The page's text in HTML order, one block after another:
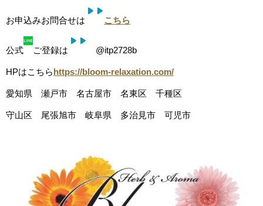
お申込みお問合せは こちら
公式 ご登録は @itp2728b
HPはこちらhttps://bloom-relaxation.com/
愛知県 瀬戸市 名古屋市 名東区 千種区
守山区 尾張旭市 岐阜県 多治見市 可児市